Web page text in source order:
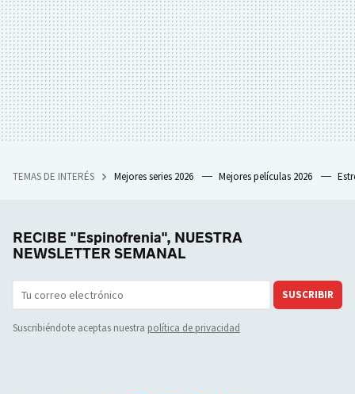
TEMAS DE INTERÉS Mejores series 2026 Mejores películas 2026
RECIBE "Espinofrenia", NUESTRA
NEWSLETTER SEMANAL
SUSCRIBIR
Suscribiéndote aceptas nuestra política de privacidad